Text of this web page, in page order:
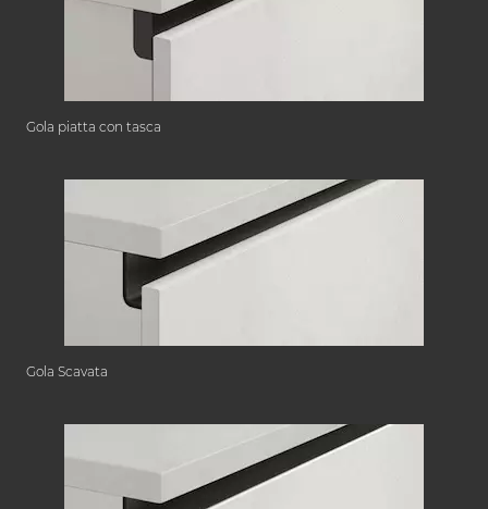
Gola piatta con tasca
Gola Scavata